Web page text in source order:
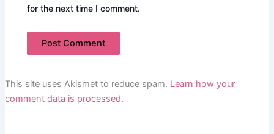
for the next time I comment.
This site uses Akismet to reduce spam. Learn how your
comment data is processed.